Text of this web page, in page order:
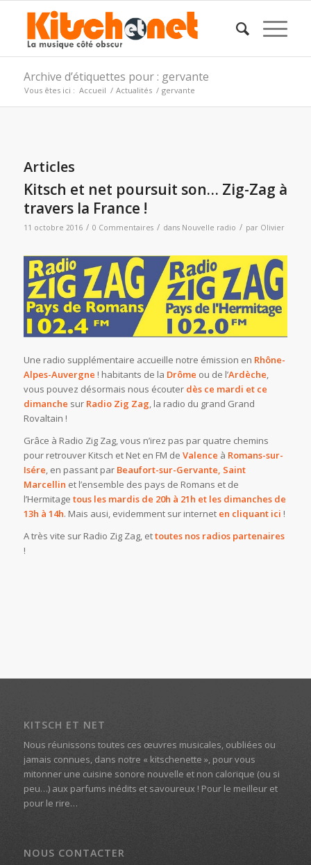
Archive d’étiquettes pour : gervante
Vous êtes ici : Accueil / Actualités / gervante
Articles
Kitsch et net poursuit son… Zig-Zag à
travers la France !
11 octobre 2016 / 0 Commentaires / dans Nouvelle radio / par Olivier
Une radio supplémentaire accueille notre émission en Rhône-
Alpes-Auvergne ! habitants de la Drôme ou de l’Ardèche,
vous pouvez désormais nous écouter dès ce mardi et ce
dimanche sur Radio Zig Zag, la radio du grand Grand
Rovaltain !
Grâce à Radio Zig Zag, vous n’irez pas par quatre chemins
pour retrouver Kitsch et Net en FM de Valence à Romans-sur-
Isére, en passant parBeaufort-sur-Gervante, Saint
Marcellin et l’ensemble des pays de Romans et de
l’Hermitage tous les mardis de 20h à 21h et les dimanches de
13h à 14h. Mais ausi, evidemment sur internet en cliquant ici !
A très vite sur Radio Zig Zag, ettoutes nos radios partenaires
!
KITSCH ET NET
Nous réunissons toutes ces œuvres musicales, oubliées ou
jamais connues, dans notre « kitschenette », pour vous
mitonner une cuisine sonore nouvelle et non calorique (ou si
peu…) aux parfums inédits et savoureux ! Pour le meilleur et
pour le rire…
NOUS CONTACTER